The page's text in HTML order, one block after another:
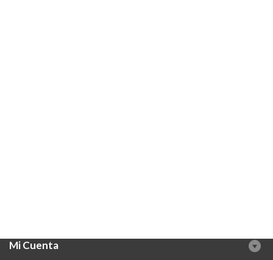
Mi Cuenta